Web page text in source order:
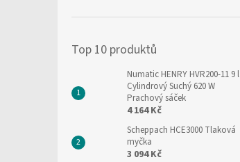
Top 10 produktů
Numatic HENRY HVR200-11 9 l
Cylindrový Suchý 620 W
Prachový sáček
4 164 Kč
Scheppach HCE3000 Tlaková
myčka
3 094 Kč